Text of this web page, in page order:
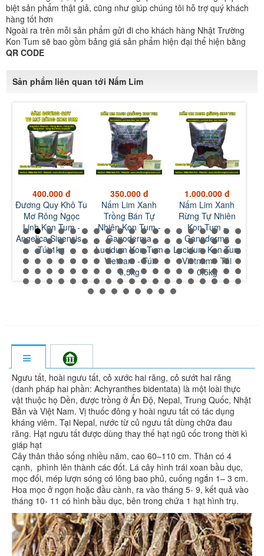
biệt sản phẩm thật giả, cũng như giúp chúng tôi hỗ trợ quý khách
hàng tốt hơn
Ngoài ra trên mỗi sản phẩm gửi đi cho khách hàng Nhật Trường
Kon Tum sẽ bao gồm bảng giá sản phẩm hiện đại thể hiện bằng
QR CODE
Sản phẩm liên quan tới Nấm Lim
400.000 đ
Đương Quy Khô Tu
Mơ Rông Ngọc
Linh Kon Tum -
Angelica Sinensis -
Túi 1kg
350.000 đ
Nấm Lim Xanh
Trồng Bán Tự
Nhiên Kon Tum -
Ganoderma
Lucidum Kon Tum
Vietnam - Túi
0.5kg
1.000.000 đ
Nấm Lim Xanh
Rừng Tự Nhiên
Kon Tum -
Ganoderma
Lucidum Kon Tum
Vietnam - Túi
0.5kg
Ngưu tất, hoài ngưu tất, cỏ xước hai răng, cỏ sướt hai răng
(danh pháp hai phần: Achyranthes bidentata) là một loài thực
vật thuộc họ Dền, được trồng ở Ấn Độ, Nepal, Trung Quốc, Nhật
Bản và Việt Nam. Vị thuốc đông y hoài ngưu tất có tác dụng
kháng viêm. Tại Nepal, nước từ củ ngưu tất dùng chữa đau
răng. Hạt ngưu tất được dùng thay thế hạt ngũ cốc trong thời kì
giáp hạt
Cây thân thảo sống nhiều năm, cao 60–110 cm. Thân có 4
cạnh, phình lên thành các đốt. Lá cây hình trái xoan bầu dục,
mọc đối, mép lượn sóng có lông bao phủ, cuống ngắn 1– 3 cm.
Hoa mọc ở ngọn hoặc đầu cành, ra vào tháng 5- 9, kết quả vào
tháng 10- 11 có hình bầu dục, bên trong chứa 1 hạt hình trụ.